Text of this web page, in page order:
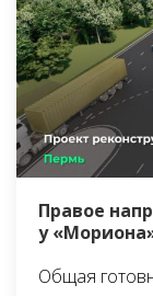
Правое
у
Общая